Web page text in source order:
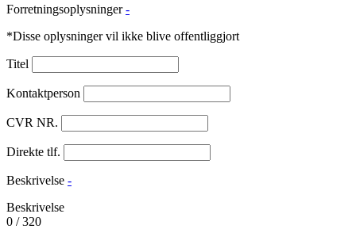
Forretningsoplysninger -
*Disse oplysninger vil ikke blive offentliggjort
Titel
Kontaktperson
CVR NR.
Direkte tlf.
Beskrivelse -
Beskrivelse
0 /320